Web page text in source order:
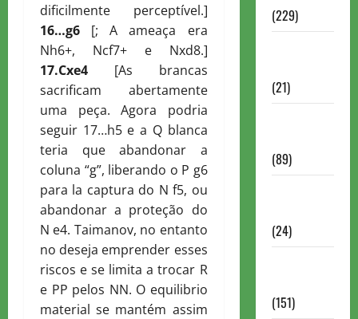
dificilmente perceptível.]
16…g6 [; A ameaça era
Nh6+, Ncf7+ e Nxd8.]
17.Cxe4 [As brancas
sacrificam abertamente
uma peça. Agora podria
seguir 17…h5 e a Q blanca
teria que abandonar a
coluna “g”, liberando o P g6
para la captura do N f5, ou
abandonar a proteção do
N e4. Taimanov, no entanto
no deseja emprender esses
riscos e se limita a trocar R
e PP pelos NN. O equilibrio
material se mantém assim
(229)
(21)
(89)
(24)
(151)